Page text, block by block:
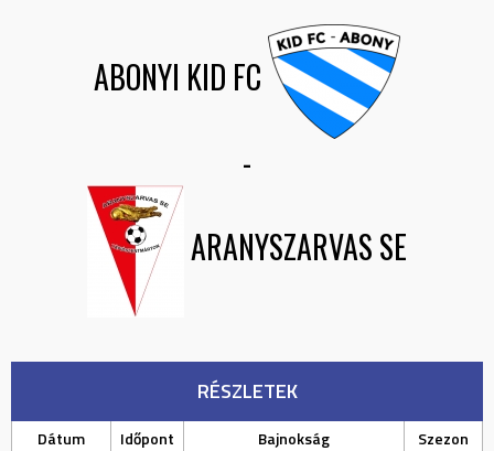
ABONYI KID FC
-
ARANYSZARVAS SE
RÉSZLETEK
Dátum Időpont Bajnokság
Szezon